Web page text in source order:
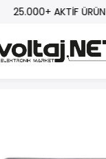
25.000+ AKTİF ÜRÜN !